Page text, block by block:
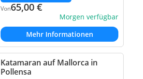
Von65,00€
Morgen verfügbar
Mehr Informationen
Katamaran auf Mallorca in
Pollensa